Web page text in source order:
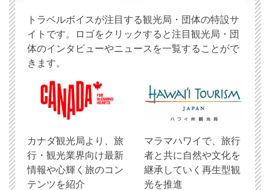
トラベルボイスが注目する観光局・団体の特設サ
イトです。ロゴをクリックすると注目観光局・団
体のインタビューやニュースを一覧することがで
きます。
​カナダ観光局より、旅
行・観光業界向け最新
情報や心輝く旅のコン
テンツを紹介
マラマハワイで、旅行
者と共に自然や文化を
継承していく再生型観
光を推進